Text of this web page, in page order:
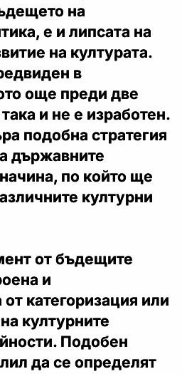
на
е и липсата на
на културата.
в
още преди две
и не е изработен.
подобна стратегия
държавните
по който ще
културни
от бъдещите
и
категоризация или
културните
Подобен
да се определят